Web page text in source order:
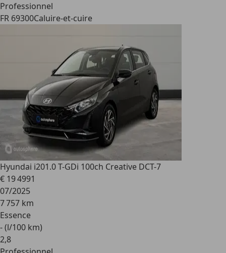
Professionnel
FR 69300Caluire-et-cuire
Hyundai i201.0 T-GDi 100ch Creative DCT-7
€ 19 4991
07/2025
7 757 km
Essence
- (l/100 km)
2,8